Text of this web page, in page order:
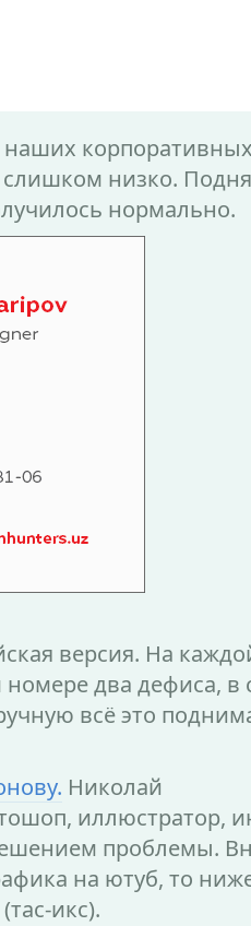
наших корпоративных
низко.
нормально.
версия. На
два дефиса, в
всё это
Николай
иллюстратор,
проблемы.
на ютуб, то
икс).